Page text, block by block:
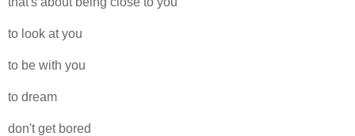
to look at you
to be with you
to dream
don't get bored